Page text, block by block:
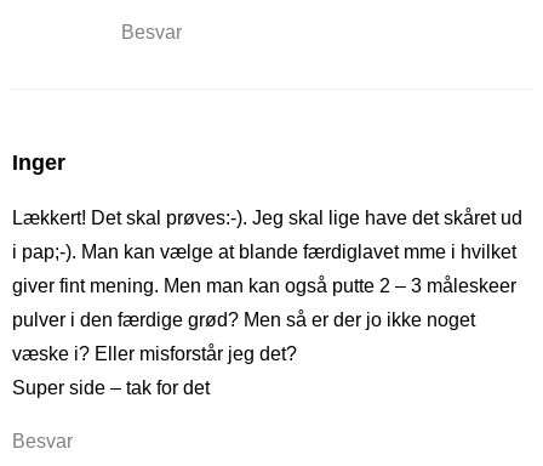
Besvar
Inger
Lækkert! Det skal prøves:-). Jeg skal lige have det skåret ud
i pap;-). Man kan vælge at blande færdiglavet mme i hvilket
giver fint mening. Men man kan også putte 2 – 3 måleskeer
pulver i den færdige grød? Men så er der jo ikke noget
væske i? Eller misforstår jeg det?
Super side – tak for det
Besvar